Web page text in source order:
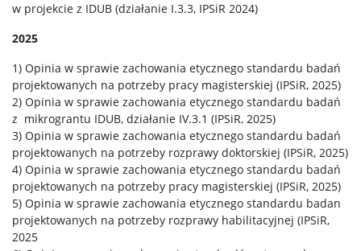
w projekcie z IDUB (działanie I.3.3, IPSiR 2024)
2025
1) Opinia w sprawie zachowania etycznego standardu badań
projektowanych na potrzeby pracy magisterskiej (IPSiR, 2025)
2) Opinia w sprawie zachowania etycznego standardu badań
z mikrograntu IDUB, działanie IV.3.1 (IPSiR, 2025)
3) Opinia w sprawie zachowania etycznego standardu badań
projektowanych na potrzeby rozprawy doktorskiej (IPSiR, 2025)
4) Opinia w sprawie zachowania etycznego standardu badań
projektowanych na potrzeby pracy magisterskiej (IPSiR, 2025)
5) Opinia w sprawie zachowania etycznego standardu badan
projektowanych na potrzeby rozprawy habilitacyjnej (IPSiR,
2025